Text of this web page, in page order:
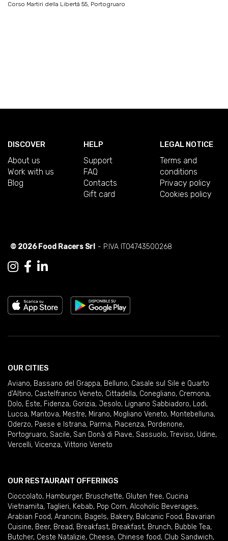
Corso Martiri della Libertà 55, Portogruaro
DISCOVER
About us
Work with us
Blog
HELP
Support
FAQ
Contacts
Gift card
LEGAL NOTICE
Terms and
conditions
Privacy policy
Cookies policy
© 2026 Food Racers Srl - P.IVA IT04743500268
OUR CITIES
Aviano, Bassano del Grappa, Belluno, Casale sul Sile e Quarto
d'Altino, Castelfranco Veneto, Cittadella, Conegliano, Cremona,
Dolo, Este, Fidenza, Gorizia, Jesolo, Lignano Sabbiadoro, Lodi,
Lucca, Mantova, Mestre, Mirano, Mogliano Veneto, Montebelluna,
Oderzo, Paese e Istrana, Parma, Piacenza, Pordenone,
Portogruaro, Sacile, San Donà di Piave, Sassuolo, Treviso, Udine,
Vercelli, Vicenza, Vittorio Veneto
OUR RESTAURANT OFFERINGS
Cioccolato, Hamburger, Bruschette, Gluten free, Cucina
Vietnamita, Taglieri, Kebab, Pop Corn, Alcoholic Beverages,
Arabian Food, Arancini, Bagels, Bakery, Balcanic Food, Bavarian
Cuisine, Beer, Bread, Breakfast, Breakfast, Brunch, Bubble Tea,
Butcher, Ceste Natalizie, Cheese, Chinese food, Club Sandwich,